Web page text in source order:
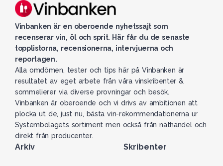
Vinbanken är en oberoende nyhetssajt som
recenserar vin, öl och sprit. Här får du de senaste
topplistorna, recensionerna, intervjuerna och
reportagen.
Alla omdömen, tester och tips här på Vinbanken är
resultatet av eget arbete från våra vinskribenter &
sommelierer via diverse provningar och besök.
Vinbanken är oberoende och vi drivs av ambitionen att
plocka ut de, just nu, bästa vin-rekommendationerna ur
Systembolagets sortiment men också från näthandel och
direkt från producenter.
Arkiv Skribenter